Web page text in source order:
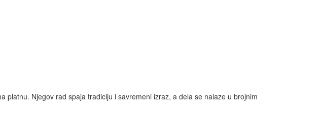
platnu. Njegov rad spaja tradiciju i savremeni izraz, a dela se nalaze u brojnim